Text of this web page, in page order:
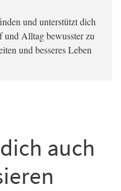
und unterstützt dich
Alltag bewusster zu
und besseres Leben
auch